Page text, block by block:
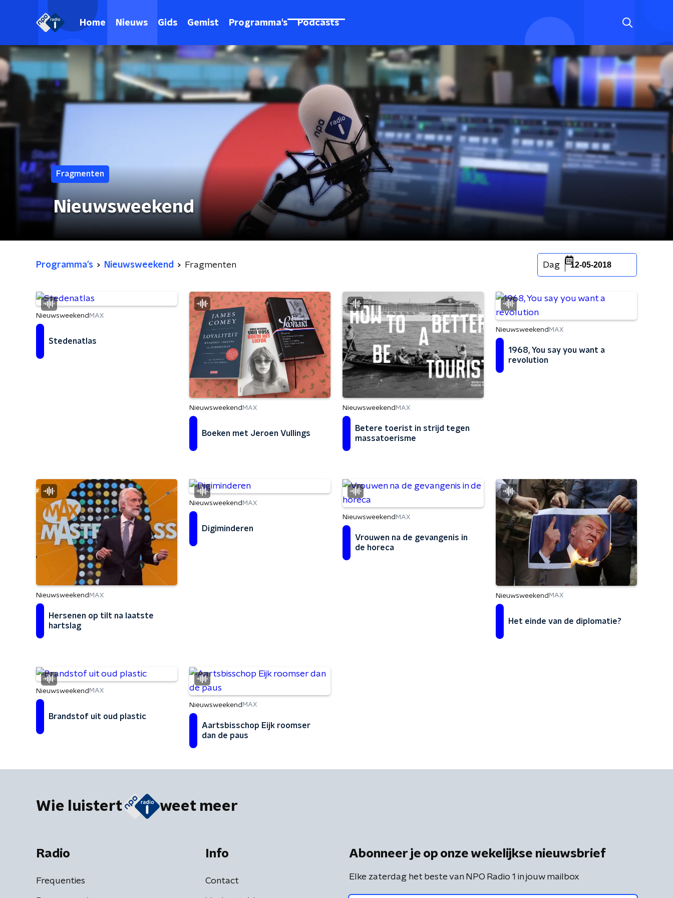
Home Nieuws Gids Gemist Programma's Podcasts
Fragmenten
Nieuwsweekend
Programma's Nieuwsweekend Fragmenten Dag 12-05-2018
Nieuwsweekend MAX
Stedenatlas
Nieuwsweekend MAX
Boeken met Jeroen Vullings
Nieuwsweekend MAX
Betere toerist in strijd tegen
massatoerisme
Nieuwsweekend MAX
1968, You say you want a
revolution
Nieuwsweekend MAX
Hersenen op tilt na laatste
hartslag
Nieuwsweekend MAX
Digiminderen
Nieuwsweekend MAX
Vrouwen na de gevangenis in
de horeca
Nieuwsweekend MAX
Het einde van de diplomatie?
Nieuwsweekend MAX
Brandstof uit oud plastic
Nieuwsweekend MAX
Aartsbisschop Eijk roomser
dan de paus
Wie luistert weet meer
Radio
Frequenties
Info
Contact
Abonneer je op onze wekelijkse nieuwsbrief
Elke zaterdag het beste van NPO Radio 1 in jouw mailbox